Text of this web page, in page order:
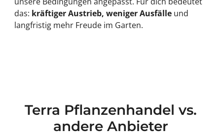
das: kräftiger Austrieb, weniger Ausfälle und
langfristig mehr Freude im Garten.
Terra Pflanzenhandel vs.
andere Anbieter